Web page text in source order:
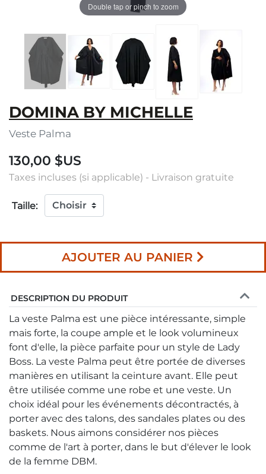
Double tap or pinch to zoom
DOMINA BY MICHELLE
Veste Palma
130,00 $US
Taxes incluses (si applicable) - Livraison gratuite
Taille:
AJOUTER AU PANIER
DESCRIPTION DU PRODUIT
La veste Palma est une pièce intéressante, simple
mais forte, la coupe ample et le look volumineux
font d'elle, la pièce parfaite pour un style de Lady
Boss. La veste Palma peut être portée de diverses
manières en utilisant la ceinture avant. Elle peut
être utilisée comme une robe et une veste. Un
choix idéal pour les événements décontractés, à
porter avec des talons, des sandales plates ou des
baskets. Nous aimons considérer nos pièces
comme de l'art à porter, dans le but d'élever le look
de la femme DBM.